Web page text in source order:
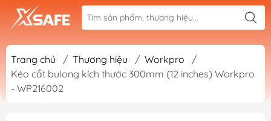
Trang chủ / Thương hiệu / Workpro
/
Kéo cắt bulong kích thước 300mm (12 inches) Workpro
- WP216002